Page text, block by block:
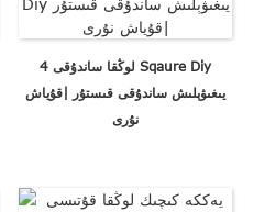
4 لوڭقا ساندۇقى Sqaure Diy
يىغىۋېلىش ساندۇقى قىستۇر |قۇياش
نۇرى